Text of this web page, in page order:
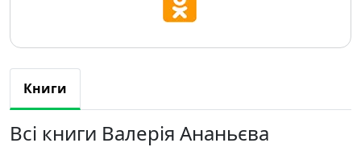
Книги
Всі книги Валерія Ананьєва